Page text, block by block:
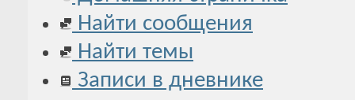
Найти сообщения
Найти темы
Записи в дневнике